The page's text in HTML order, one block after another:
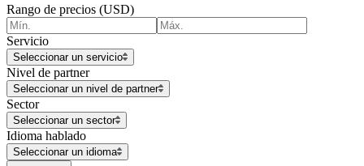
Rango de precios (USD)
Servicio
Seleccionar un servicio
Nivel de partner
Seleccionar un nivel de partner
Sector
Seleccionar un sector
Idioma hablado
Seleccionar un idioma